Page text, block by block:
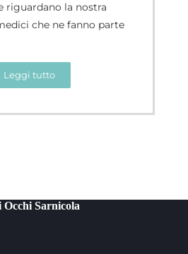
riguardano la nostra
che ne fanno parte
Leggi tutto
Occhi Sarnicola